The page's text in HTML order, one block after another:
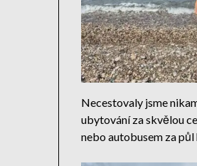
Necestovaly jsme
ubytování za skvělou
nebo autobusem za